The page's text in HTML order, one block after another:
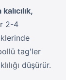
2-4
tag'ler
düşürür.